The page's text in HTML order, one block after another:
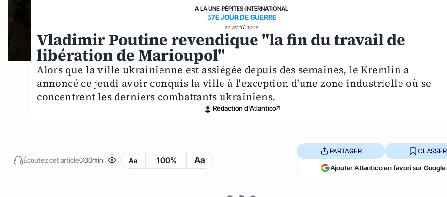
A LA UNE›PÉPITES›INTERNATIONAL
57E JOUR DE GUERRE
21 avril 2022
Vladimir Poutine revendique "la fin du travail de
libération de Marioupol"
Alors que la ville ukrainienne est assiégée depuis des semaines, le Kremlin a
annoncé ce jeudi avoir conquis la ville à l'exception d'une zone industrielle où se
concentrent les derniers combattants ukrainiens.
Rédaction d'Atlantico
Écoutez cet article0:00min Aa 100% Aa
PARTAGER CLASSER
Ajouter Atlantico en favori sur Google